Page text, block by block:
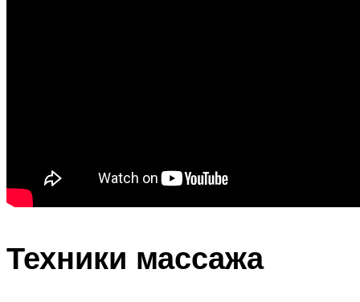
Техники массажа